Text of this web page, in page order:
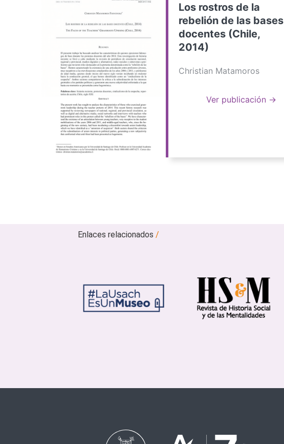
Los rostros de la
rebelión de las bases
docentes (Chile,
2014)
Christian Matamoros
Ver publicación →
Enlaces relacionados/